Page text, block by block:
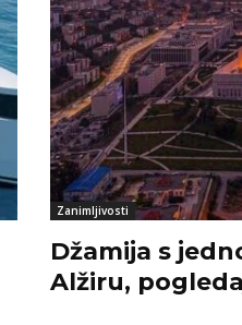
Zanimljivosti
Džamija s
Alžiru,